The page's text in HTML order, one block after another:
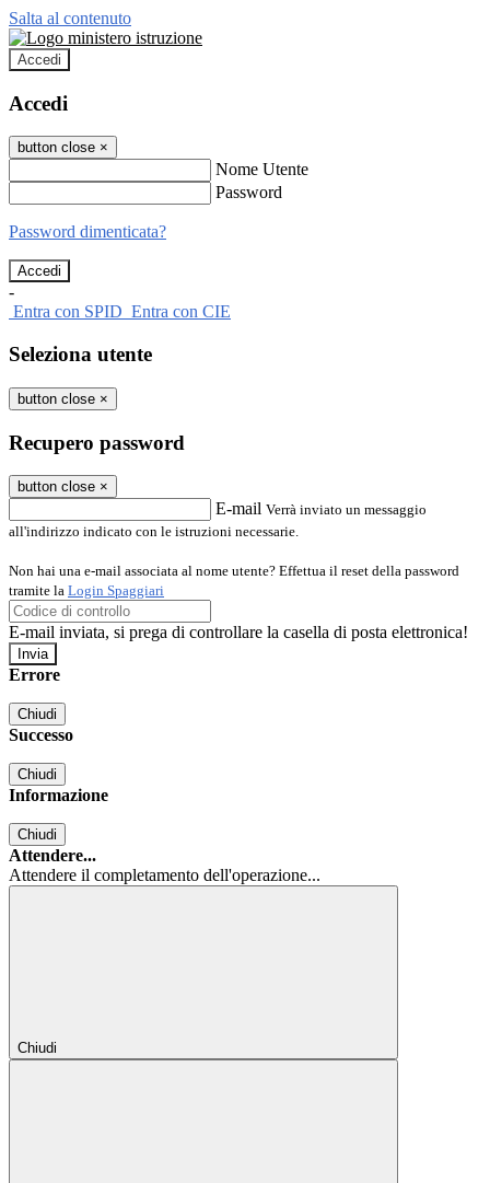
Salta al contenuto
Accedi
Accedi
button close ×
Nome Utente
Password
Password dimenticata?
-
Entra con SPID Entra con CIE
Seleziona utente
button close ×
Recupero password
button close ×
E-mail Verrà inviato un messaggio
all'indirizzo indicato con le istruzioni necessarie.
Non hai una e-mail associata al nome utente? Effettua il reset della password
tramite la Login Spaggiari
E-mail inviata, si prega di controllare la casella di posta elettronica!
Errore
Chiudi
Successo
Chiudi
Informazione
Chiudi
Attendere...
Attendere il completamento dell'operazione...
Chiudi